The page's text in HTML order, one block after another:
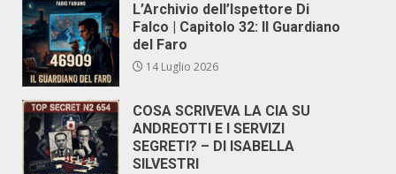
L’Archivio dell’Ispettore Di
Falco | Capitolo 32: Il Guardiano
del Faro
14 Luglio 2026
COSA SCRIVEVA LA CIA SU
ANDREOTTI E I SERVIZI
SEGRETI? – DI ISABELLA
SILVESTRI